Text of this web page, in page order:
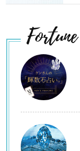
Fortune